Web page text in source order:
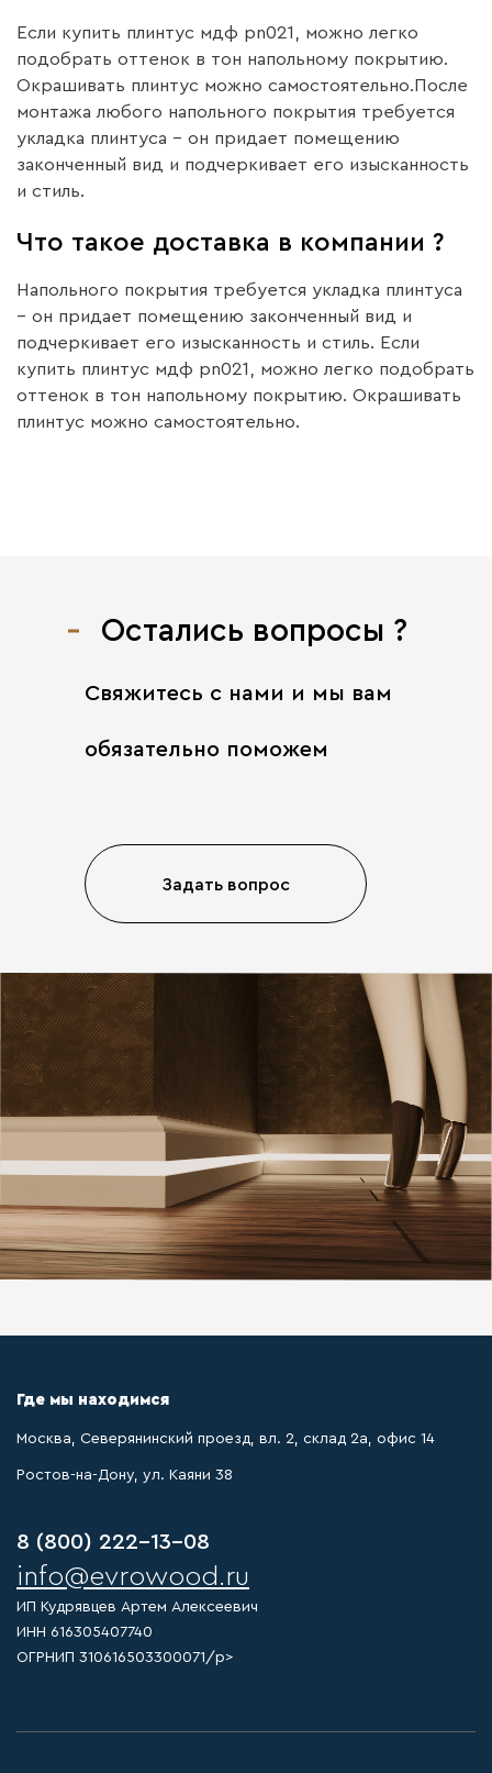
Если купить плинтус мдф pn021, можно легко
подобрать оттенок в тон напольному покрытию.
Окрашивать плинтус можно самостоятельно.После
монтажа любого напольного покрытия требуется
укладка плинтуса – он придает помещению
законченный вид и подчеркивает его изысканность
и стиль.
Что такое доставка в компании ?
Напольного покрытия требуется укладка плинтуса
– он придает помещению законченный вид и
подчеркивает его изысканность и стиль. Если
купить плинтус мдф pn021, можно легко подобрать
оттенок в тон напольному покрытию. Окрашивать
плинтус можно самостоятельно.
Остались вопросы ?
Свяжитесь с нами и мы вам
обязательно поможем
Задать вопрос
Где мы находимся
Москва, Северянинский проезд, вл. 2, склад 2а, офис 14
Ростов-на-Дону, ул. Каяни 38
8 (800) 222-13-08
info@evrowood.ru
ИП Кудрявцев Артем Алексеевич
ИНН 616305407740
ОГРНИП 310616503300071/p>